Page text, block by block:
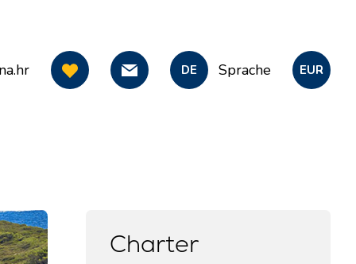
DE Sprache EUR
Charter